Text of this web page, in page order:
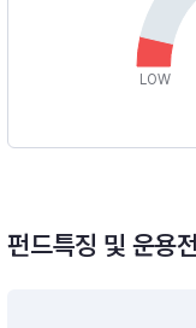
LOW
펀드특징 및 운용